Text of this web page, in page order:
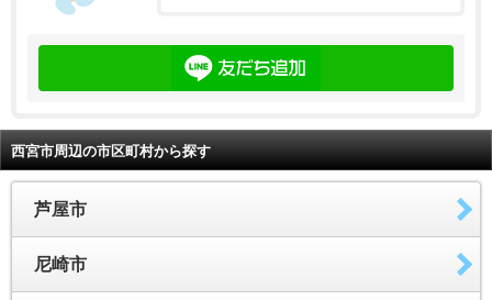
西宮市周辺の市区町村から探す
芦屋市
尼崎市